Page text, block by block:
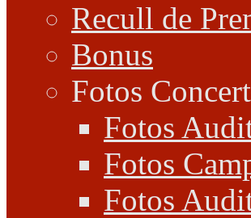
Recull de
Bonus
Fotos
Fotos
Fotos
Fotos